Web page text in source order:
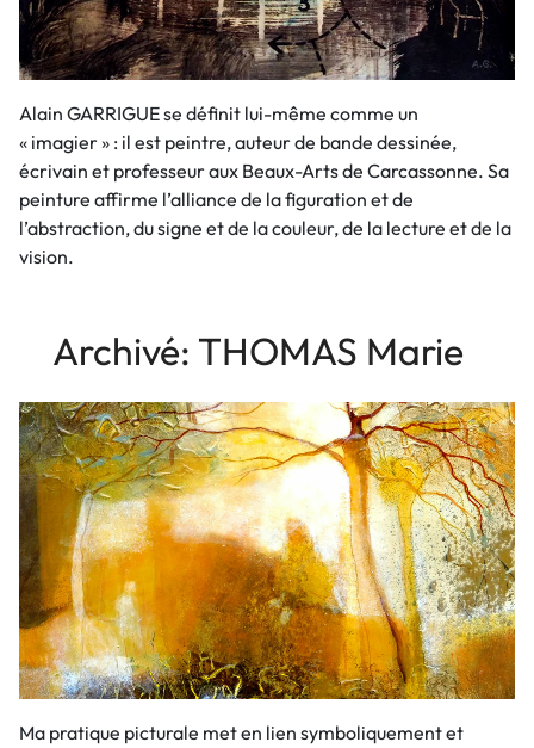
Alain GARRIGUE se définit lui-même comme un
« imagier » : il est peintre, auteur de bande dessinée,
écrivain et professeur aux Beaux-Arts de Carcassonne. Sa
peinture affirme l’alliance de la figuration et de
l’abstraction, du signe et de la couleur, de la lecture et de la
vision.
Archivé: THOMAS Marie
Ma pratique picturale met en lien symboliquement et